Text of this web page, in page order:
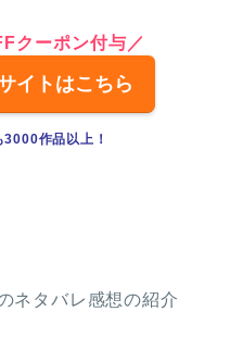
クーポン付与／
イトはこちら
作品以上！
ネタバレ感想の紹介